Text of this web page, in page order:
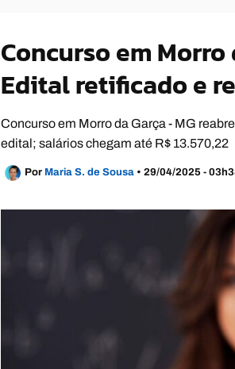
Concurso em Morro
Edital retificado e
Concurso em Morro da Garça - MG
edital; salários chegam até R$ 13.570,22
Por Maria S. de Sousa • 29/04/2025 -